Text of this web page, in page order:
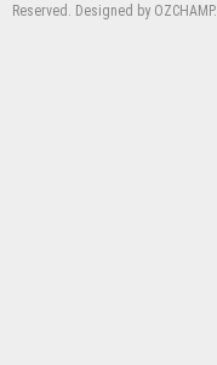
Reserved. Designed by OZCHAMP.